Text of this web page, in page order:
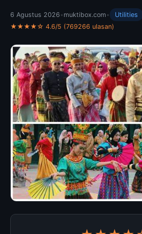
6 Agustus 2026 • muktibox.com • Utilities
★★★★☆ 4.6/5 (769266 ulasan)